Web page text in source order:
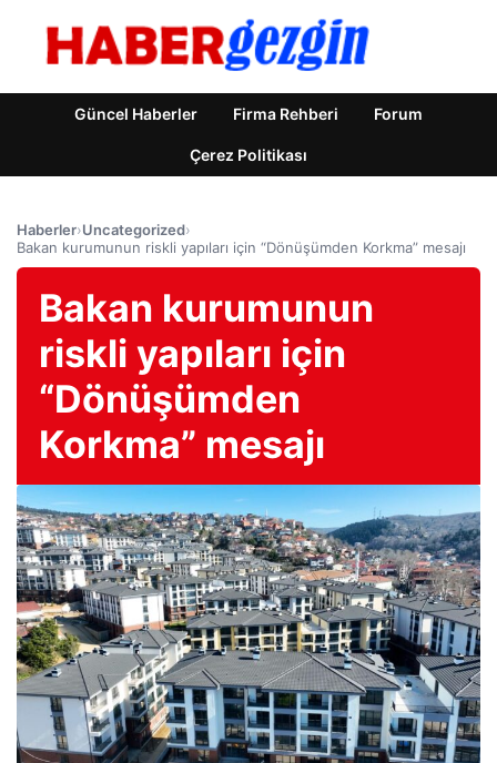
Güncel Haberler Firma Rehberi Forum
Çerez Politikası
Haberler›Uncategorized›
Bakan kurumunun riskli yapıları için “Dönüşümden Korkma” mesajı
Bakan kurumunun
riskli yapıları için
“Dönüşümden
Korkma” mesajı